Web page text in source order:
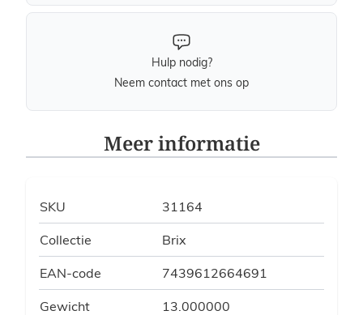
Hulp nodig?
Neem contact met ons op
Meer informatie
SKU 31164
Collectie Brix
EAN-code 7439612664691
Gewicht 13.000000